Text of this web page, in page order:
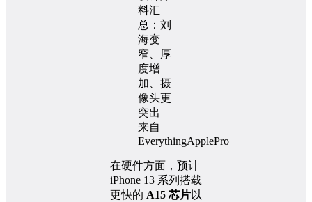
来自
EverythingApplePro
在硬件方面，预计
iPhone 13 系列搭载
更快的 A15 芯片以